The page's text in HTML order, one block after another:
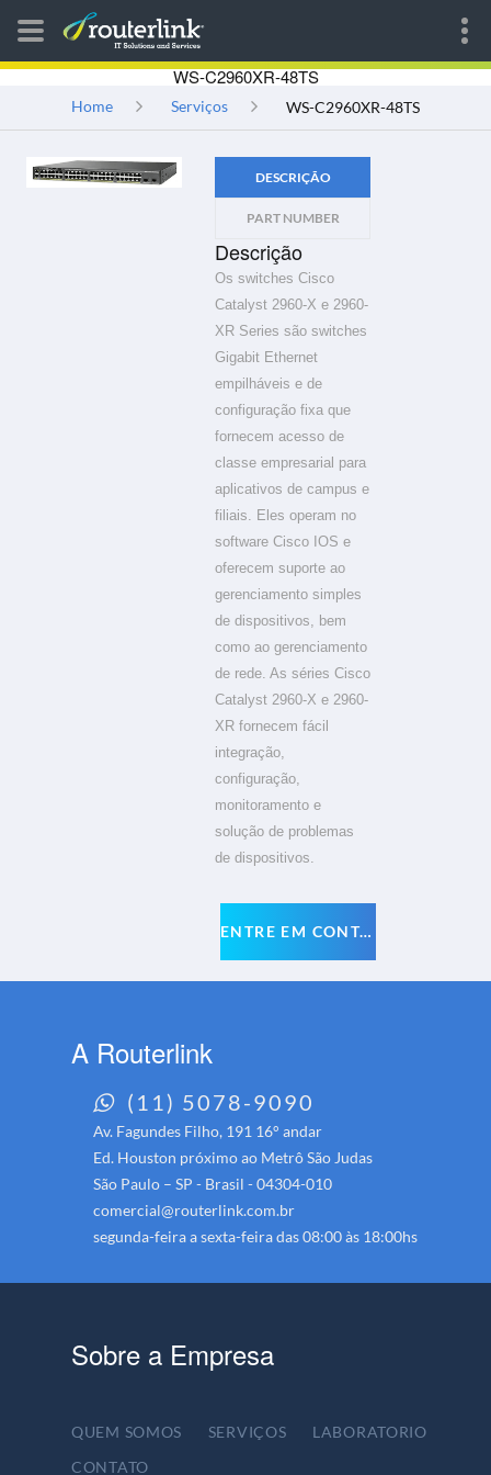
WS-C2960XR-48TS
Home Serviços WS-C2960XR-48TS
DESCRIÇÃO
PART NUMBER
Descrição
Os switches Cisco
Catalyst 2960-X e 2960-
XR Series são switches
Gigabit Ethernet
empilháveis ​​e de
configuração fixa que
fornecem acesso de
classe empresarial para
aplicativos de campus e
filiais. Eles operam no
software Cisco IOS e
oferecem suporte ao
gerenciamento simples
de dispositivos, bem
como ao gerenciamento
de rede. As séries Cisco
Catalyst 2960-X e 2960-
XR fornecem fácil
integração,
configuração,
monitoramento e
solução de problemas
de dispositivos.
ENTRE EM CONTATO
A Routerlink
(11) 5078-9090
Av. Fagundes Filho, 191 16° andar
Ed. Houston próximo ao Metrô São Judas
São Paulo – SP - Brasil - 04304-010
comercial@routerlink.com.br
segunda-feira a sexta-feira das 08:00 às 18:00hs
Sobre a Empresa
QUEM SOMOS SERVIÇOS
LABORATORIO
CONTATO